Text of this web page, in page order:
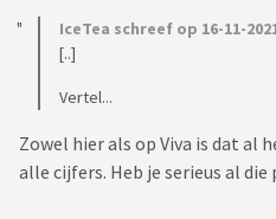
IceTea schreef op 16-11-
[..]
Vertel...
Zowel hier als op Viva is dat al
alle cijfers. Heb je serieus al